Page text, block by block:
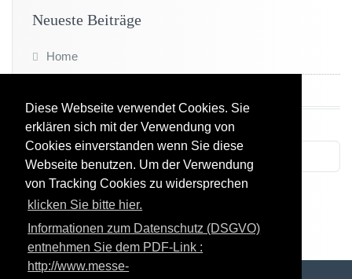
Diese Webseite verwendet Cookies. Sie
erklären sich mit der Verwendung von
Cookies einverstanden wenn Sie diese
Webseite benutzen. Um der Verwendung
von Tracking Cookies zu widersprechen
klicken Sie bitte hier.
Informationen zum Datenschutz (DSGVO)
entnehmen Sie dem PDF-Link :
http://www.messe-
Neueste Beiträge
Home